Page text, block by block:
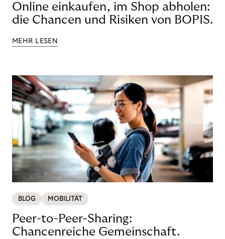
Online einkaufen, im Shop abholen:
die Chancen und Risiken von BOPIS.
MEHR LESEN
BLOG MOBILITÄT
Peer-to-Peer-Sharing:
Chancenreiche Gemeinschaft.